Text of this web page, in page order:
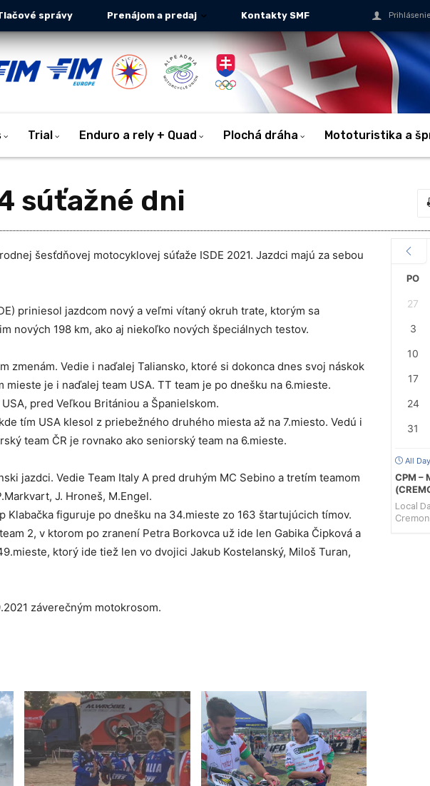
správy Prenájom a predaj Kontakty SMF Prihlásenie
Trial Enduro a rely + Quad Plochá dráha Mototuristika a
súťažné dni
šesťdňovej motocyklovej súťaže ISDE 2021. Jazdci majú za sebou
priniesol jazdcom nový a veľmi vítaný okruh trate, ktorým sa
nových 198 km, ako aj niekoľko nových špeciálnych testov.
zmenám. Vedie i naďalej Taliansko, ktoré si dokonca dnes svoj náskok
je i naďalej team USA. TT team je po dnešku na 6.mieste.
pred Veľkou Britániou a Španielskom.
tím USA klesol z priebežného druhého miesta až na 7.miesto. Vedú i
team ČR je rovnako ako seniorský team na 6.mieste.
jazdci. Vedie Team Italy A pred druhým MC Sebino a tretím teamom
J. Hroneš, M.Engel.
Klabačka figuruje po dnešku na 34.mieste zo 163 štartujúcich tímov.
2, v ktorom po zranení Petra Borkovca už ide len Gabika Čipková a
ktorý ide tiež len vo dvojici Jakub Kostelanský, Miloš Turan,
záverečným motokrosom.
PO
27
3
10
17
24
31
All Day
CPM –
Local